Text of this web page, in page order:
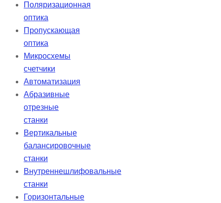
Поляризационная
оптика
Пропускающая
оптика
Микросхемы
счетчики
Автоматизация
Абразивные
отрезные
станки
Вертикальные
балансировочные
станки
Внутреннешлифовальные
станки
Горизонтальные